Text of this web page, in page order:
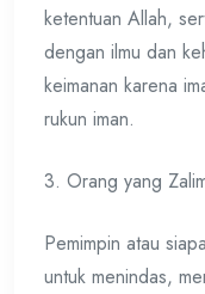
ketentuan Allah,
dengan ilmu dan
keimanan karena
rukun iman.
3. Orang yang
Pemimpin atau
untuk menindas,